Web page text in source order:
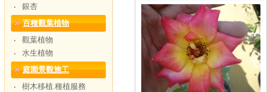
‧
銀杏
百種觀葉植物
‧
觀葉植物
‧
水生植物
庭園景觀施工
‧
樹木移植.種植服務